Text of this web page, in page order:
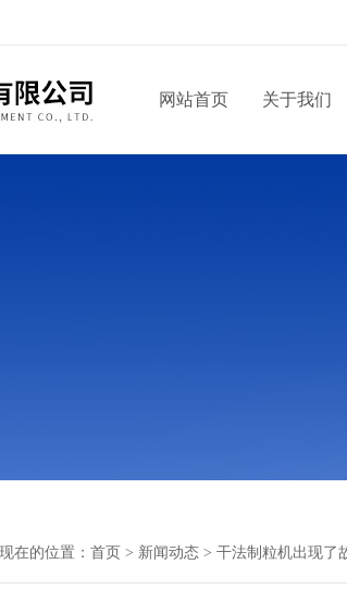
网站首页 关于我们
在的位置： 首页 > 新闻动态 > 干法制粒机出现了